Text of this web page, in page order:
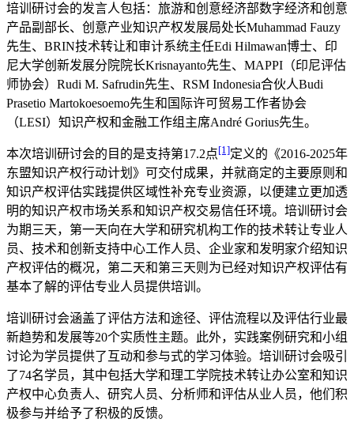
培训研讨会的发言人包括：旅游和创意经济部数字经济和创意
产品副部长、创意产业知识产权发展局处长Muhammad Fauzy
先生、BRIN技术转让和审计系统主任Edi Hilmawan博士、印
尼大学创新发展分院院长Krisnayanto先生、MAPPI（印尼评估
师协会）Rudi M. Safrudin先生、RSM Indonesia合伙人Budi
Prasetio Martokoesoemo先生和国际许可贸易工作者协会
（LESI）知识产权和金融工作组主席André Gorius先生。
本次培训研讨会的目的是支持第17.2点[1]定义的《2016-2025年
东盟知识产权行动计划》可交付成果，并就商定的主要原则和
知识产权评估实践提供区域性补充专业资源，以便建立更加透
明的知识产权市场关系和知识产权交易信任环境。培训研讨会
为期三天，第一天向在大学和研究机构工作的技术转让专业人
员、技术和创新支持中心工作人员、企业家和发明家介绍知识
产权评估的概况，第二天和第三天则为已经对知识产权评估有
基本了解的评估专业人员提供培训。
培训研讨会涵盖了评估方法和途径、评估流程以及评估行业最
新趋势和发展等20个实质性主题。此外，实践案例研究和小组
讨论为学员提供了互动和参与式的学习体验。培训研讨会吸引
了74名学员，其中包括大学和理工学院技术转让办公室和知识
产权中心负责人、研究人员、分析师和评估从业人员，他们积
极参与并给予了积极的反馈。